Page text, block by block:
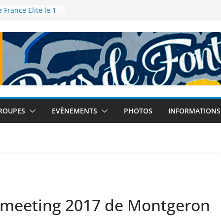
Elite le 1,
2025
– Tour
le 12
Monde à Tokyo
France de semi-
le 14
EVÈNEMENTS PHOTOS INFORMATIONS
2017 de Montgeron